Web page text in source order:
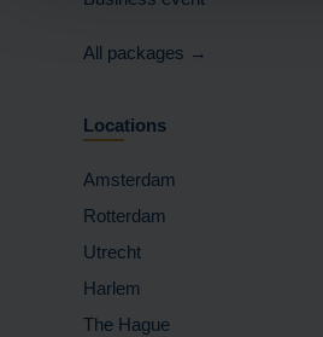
All packages →
Locations
Amsterdam
Rotterdam
Utrecht
Harlem
The Hague